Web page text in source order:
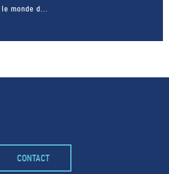
monde d...
– FACEBOOK –
CONTACT